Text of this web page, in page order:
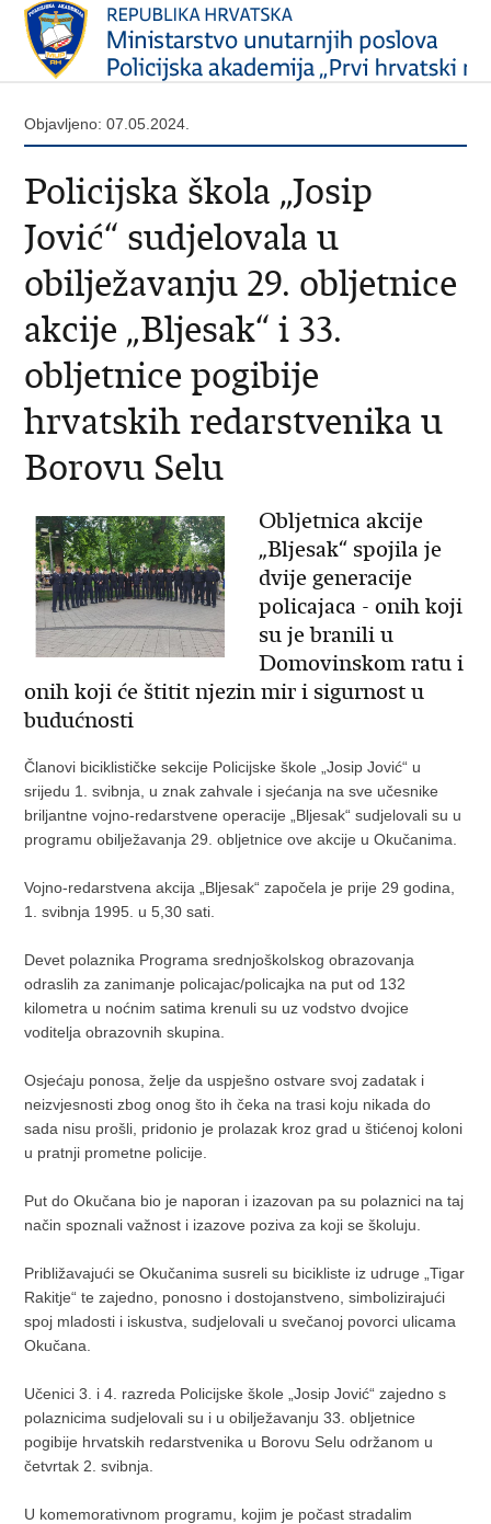
Objavljeno: 07.05.2024.
Policijska škola „Josip
Jović“ sudjelovala u
obilježavanju 29. obljetnice
akcije „Bljesak“ i 33.
obljetnice pogibije
hrvatskih redarstvenika u
Borovu Selu
Obljetnica akcije
„Bljesak“ spojila je
dvije generacije
policajaca - onih koji
su je branili u
Domovinskom ratu i
onih koji će štitit njezin mir i sigurnost u
budućnosti
Članovi biciklističke sekcije Policijske škole „Josip Jović“ u
srijedu 1. svibnja, u znak zahvale i sjećanja na sve učesnike
briljantne vojno-redarstvene operacije „Bljesak“ sudjelovali su u
programu obilježavanja 29. obljetnice ove akcije u Okučanima.
Vojno-redarstvena akcija „Bljesak“ započela je prije 29 godina,
1. svibnja 1995. u 5,30 sati.
Devet polaznika Programa srednjoškolskog obrazovanja
odraslih za zanimanje policajac/policajka na put od 132
kilometra u noćnim satima krenuli su uz vodstvo dvojice
voditelja obrazovnih skupina.
Osjećaju ponosa, želje da uspješno ostvare svoj zadatak i
neizvjesnosti zbog onog što ih čeka na trasi koju nikada do
sada nisu prošli, pridonio je prolazak kroz grad u štićenoj koloni
u pratnji prometne policije.
Put do Okučana bio je naporan i izazovan pa su polaznici na taj
način spoznali važnost i izazove poziva za koji se školuju.
Približavajući se Okučanima susreli su bicikliste iz udruge „Tigar
Rakitje“ te zajedno, ponosno i dostojanstveno, simbolizirajući
spoj mladosti i iskustva, sudjelovali u svečanoj povorci ulicama
Okučana.
Učenici 3. i 4. razreda Policijske škole „Josip Jović“ zajedno s
polaznicima sudjelovali su i u obilježavanju 33. obljetnice
pogibije hrvatskih redarstvenika u Borovu Selu održanom u
četvrtak 2. svibnja.
U komemorativnom programu, kojim je počast stradalim